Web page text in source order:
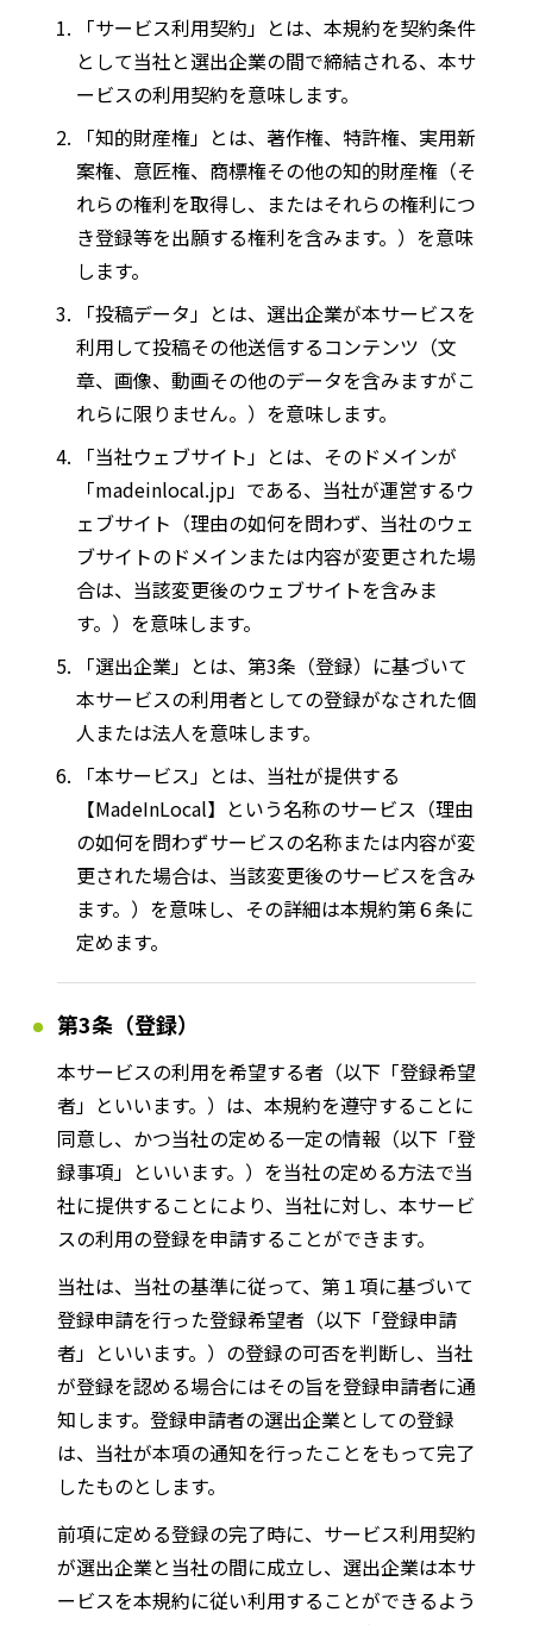
MILCプロジェクト
選出企業特別対談
Localist
SDGsの先駆者
地域豆知識
ニッポンの百選大全集
Sporkle
「人」から探す
記事ライター アンバサダー
お問い合わせ 会社概要
「サービス利用契約」とは、本規約を契約条件
として当社と選出企業の間で締結される、本サ
ービスの利用契約を意味します。
「知的財産権」とは、著作権、特許権、実用新
案権、意匠権、商標権その他の知的財産権（そ
れらの権利を取得し、またはそれらの権利につ
き登録等を出願する権利を含みます。）を意味
します。
「投稿データ」とは、選出企業が本サービスを
利用して投稿その他送信するコンテンツ（文
章、画像、動画その他のデータを含みますがこ
れらに限りません。）を意味します。
「当社ウェブサイト」とは、そのドメインが
「madeinlocal.jp」である、当社が運営するウ
ェブサイト（理由の如何を問わず、当社のウェ
ブサイトのドメインまたは内容が変更された場
合は、当該変更後のウェブサイトを含みま
す。）を意味します。
「選出企業」とは、第3条（登録）に基づいて
本サービスの利用者としての登録がなされた個
人または法人を意味します。
「本サービス」とは、当社が提供する
【MadeInLocal】という名称のサービス（理由
の如何を問わずサービスの名称または内容が変
更された場合は、当該変更後のサービスを含み
ます。）を意味し、その詳細は本規約第６条に
定めます。
第3条（登録）
本サービスの利用を希望する者（以下「登録希望
者」といいます。）は、本規約を遵守することに
同意し、かつ当社の定める一定の情報（以下「登
録事項」といいます。）を当社の定める方法で当
社に提供することにより、当社に対し、本サービ
スの利用の登録を申請することができます。
当社は、当社の基準に従って、第１項に基づいて
登録申請を行った登録希望者（以下「登録申請
者」といいます。）の登録の可否を判断し、当社
が登録を認める場合にはその旨を登録申請者に通
知します。登録申請者の選出企業としての登録
は、当社が本項の通知を行ったことをもって完了
したものとします。
前項に定める登録の完了時に、サービス利用契約
が選出企業と当社の間に成立し、選出企業は本サ
ービスを本規約に従い利用することができるよう